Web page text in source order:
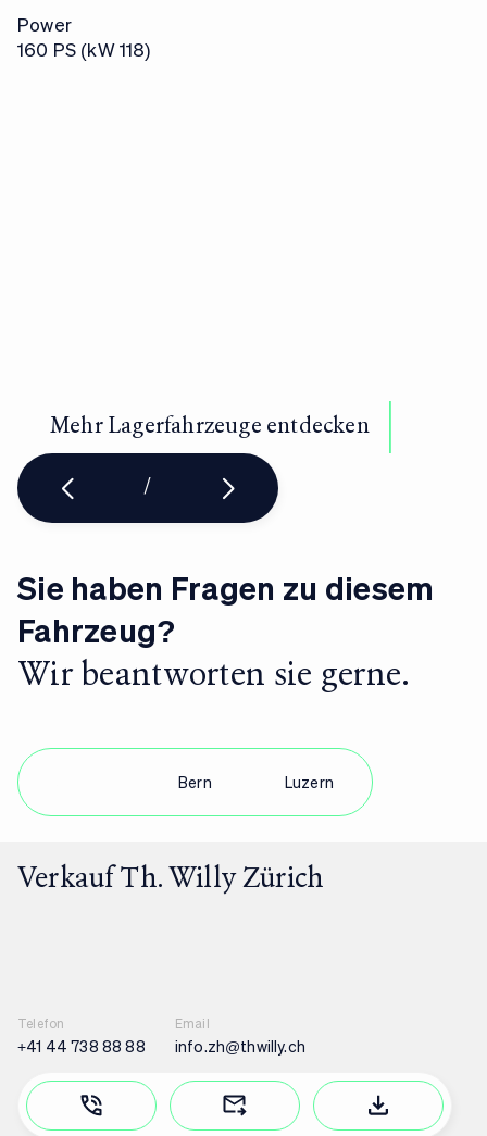
Power
160 PS (kW 118)
Mehr Lagerfahrzeuge entdecken
/
Sie haben Fragen zu diesem
Fahrzeug?
Wir beantworten sie gerne.
Bern Luzern
Verkauf Th. Willy Zürich
Telefon
+41 44 738 88 88
Email
info.zh@thwilly.ch